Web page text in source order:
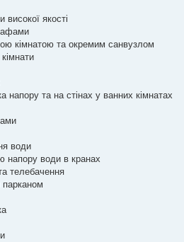
якості
кімнатою та окремим санвузлом
напору та на стінах у ванних кімнатах
води
напору води в кранах
телебачення
парканом